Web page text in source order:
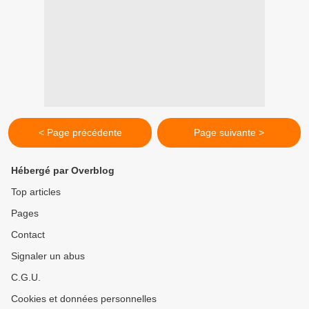
< Page précédente Page suivante >
Hébergé par Overblog
Top articles
Pages
Contact
Signaler un abus
C.G.U.
Cookies et données personnelles